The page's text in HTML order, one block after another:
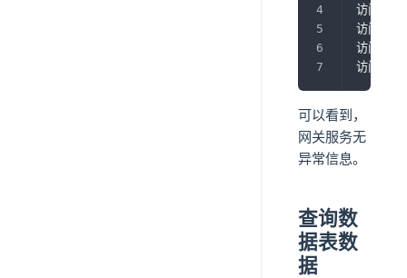
访问接
访问接
访问接
访问接
可以看到，
网关服务无
异常信息。
查询数
据表数
据